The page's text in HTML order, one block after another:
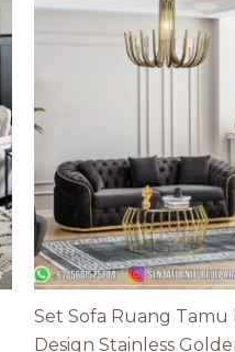
Set Sofa Ruang Tamu
Design Stainless